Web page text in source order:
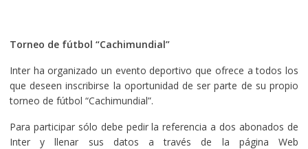
Torneo de fútbol “Cachimundial”
Inter ha organizado un evento deportivo que ofrece a todos los
que deseen inscribirse la oportunidad de ser parte de su propio
torneo de fútbol “Cachimundial”.
Para participar sólo debe pedir la referencia a dos abonados de
Inter y llenar sus datos a través de la página Web